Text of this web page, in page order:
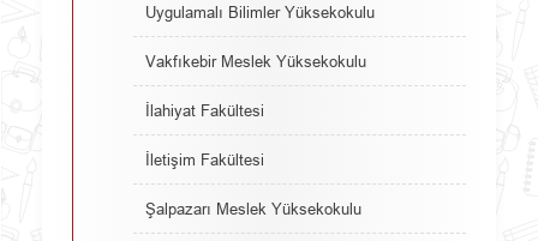
Uygulamalı Bilimler Yüksekokulu
Vakfıkebir Meslek Yüksekokulu
İlahiyat Fakültesi
İletişim Fakültesi
Şalpazarı Meslek Yüksekokulu